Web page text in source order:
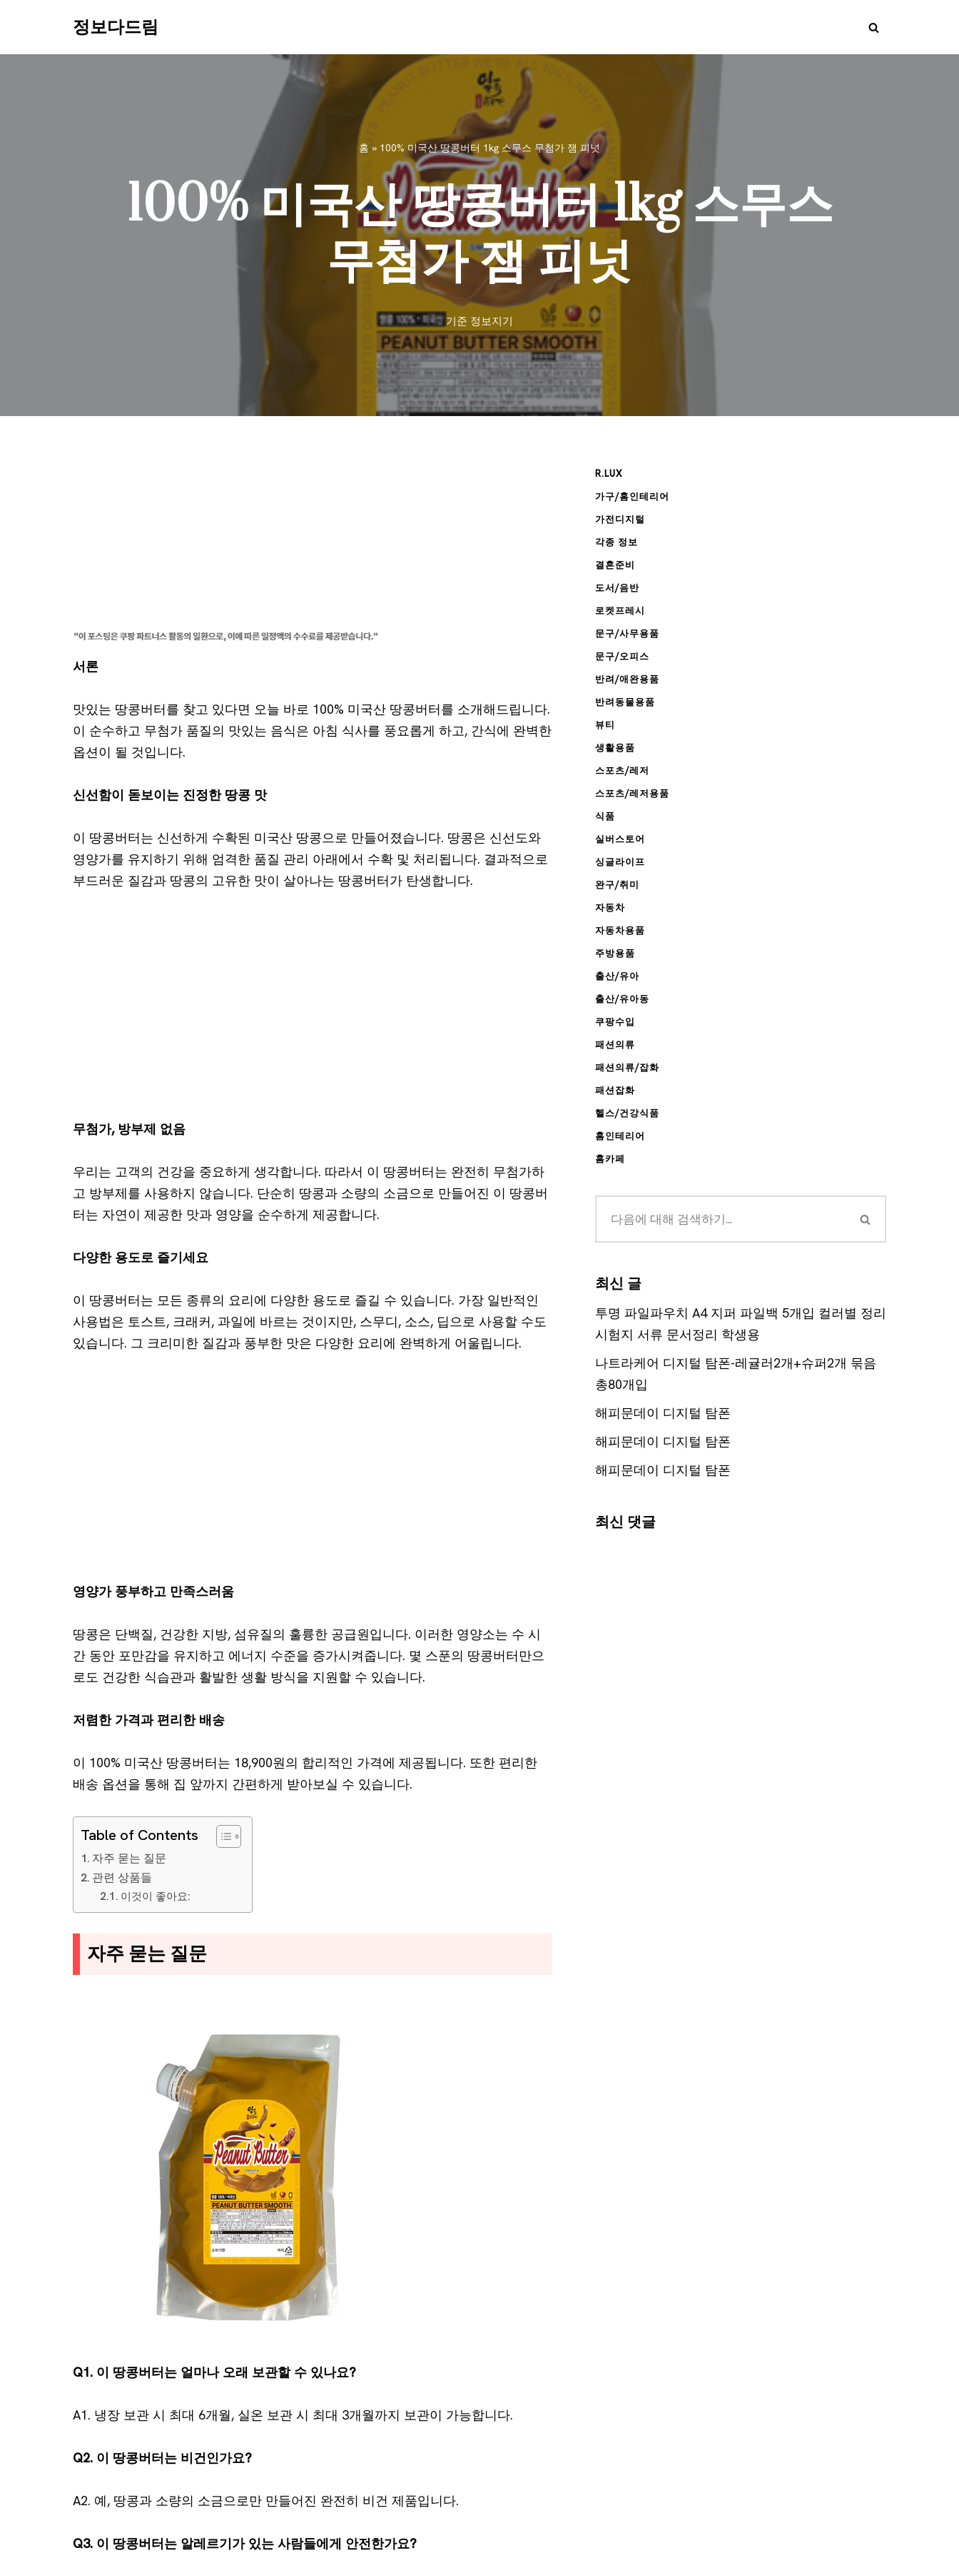
정보다드림
홈 » 100% 미국산 땅콩버터 1kg 스무스 무첨가 잼 피넛
100% 미국산 땅콩버터 1kg 스무스
무첨가 잼 피넛
기준 정보지기
서론
맛있는 땅콩버터를 찾고 있다면 오늘 바로 100% 미국산 땅콩버터를 소개해드립니다.
이 순수하고 무첨가 품질의 맛있는 음식은 아침 식사를 풍요롭게 하고, 간식에 완벽한
옵션이 될 것입니다.
신선함이 돋보이는 진정한 땅콩 맛
이 땅콩버터는 신선하게 수확된 미국산 땅콩으로 만들어졌습니다. 땅콩은 신선도와
영양가를 유지하기 위해 엄격한 품질 관리 아래에서 수확 및 처리됩니다. 결과적으로
부드러운 질감과 땅콩의 고유한 맛이 살아나는 땅콩버터가 탄생합니다.
무첨가, 방부제 없음
우리는 고객의 건강을 중요하게 생각합니다. 따라서 이 땅콩버터는 완전히 무첨가하
고 방부제를 사용하지 않습니다. 단순히 땅콩과 소량의 소금으로 만들어진 이 땅콩버
터는 자연이 제공한 맛과 영양을 순수하게 제공합니다.
다양한 용도로 즐기세요
이 땅콩버터는 모든 종류의 요리에 다양한 용도로 즐길 수 있습니다. 가장 일반적인
사용법은 토스트, 크래커, 과일에 바르는 것이지만, 스무디, 소스, 딥으로 사용할 수도
있습니다. 그 크리미한 질감과 풍부한 맛은 다양한 요리에 완벽하게 어울립니다.
영양가 풍부하고 만족스러움
땅콩은 단백질, 건강한 지방, 섬유질의 훌륭한 공급원입니다. 이러한 영양소는 수 시
간 동안 포만감을 유지하고 에너지 수준을 증가시켜줍니다. 몇 스푼의 땅콩버터만으
로도 건강한 식습관과 활발한 생활 방식을 지원할 수 있습니다.
저렴한 가격과 편리한 배송
이 100% 미국산 땅콩버터는 18,900원의 합리적인 가격에 제공됩니다. 또한 편리한
배송 옵션을 통해 집 앞까지 간편하게 받아보실 수 있습니다.
Table of Contents
자주 묻는 질문
관련 상품들
이것이 좋아요:
자주 묻는 질문
Q1. 이 땅콩버터는 얼마나 오래 보관할 수 있나요?
A1. 냉장 보관 시 최대 6개월, 실온 보관 시 최대 3개월까지 보관이 가능합니다.
Q2. 이 땅콩버터는 비건인가요?
A2. 예, 땅콩과 소량의 소금으로만 만들어진 완전히 비건 제품입니다.
Q3. 이 땅콩버터는 알레르기가 있는 사람들에게 안전한가요?
R.LUX
가구/홈인테리어
가전디지털
각종 정보
결혼준비
도서/음반
로켓프레시
문구/사무용품
문구/오피스
반려/애완용품
반려동물용품
뷰티
생활용품
스포츠/레저
스포츠/레저용품
식품
실버스토어
싱글라이프
완구/취미
자동차
자동차용품
주방용품
출산/유아
출산/유아동
쿠팡수입
패션의류
패션의류/잡화
패션잡화
헬스/건강식품
홈인테리어
홈카페
최신 글
투명 파일파우치 A4 지퍼 파일백 5개입 컬러별 정리
시험지 서류 문서정리 학생용
나트라케어 디지털 탐폰-레귤러2개+슈퍼2개 묶음
총80개입
해피문데이 디지털 탐폰
해피문데이 디지털 탐폰
해피문데이 디지털 탐폰
최신 댓글